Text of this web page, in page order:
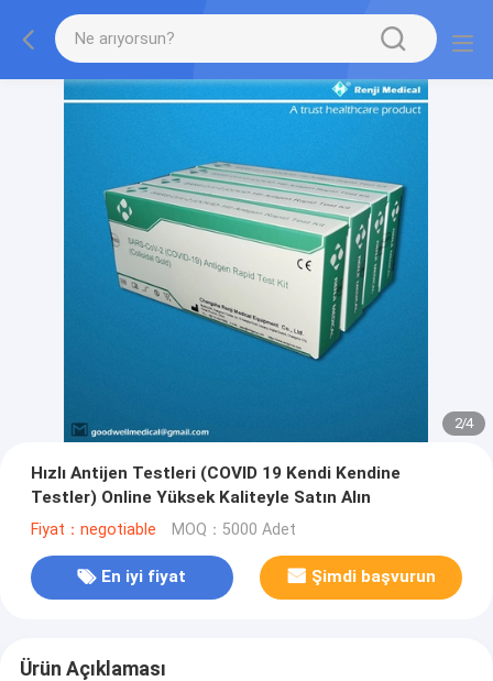
2/4
Hızlı Antijen Testleri (COVID 19 Kendi Kendine
Testler) Online Yüksek Kaliteyle Satın Alın
Fiyat：negotiable MOQ：5000 Adet
En iyi fiyat Şimdi başvurun
Ürün Açıklaması